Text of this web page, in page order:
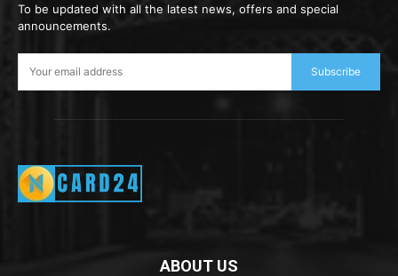
To be updated with all the latest news, offers and special
announcements.
Subscribe
ABOUT US